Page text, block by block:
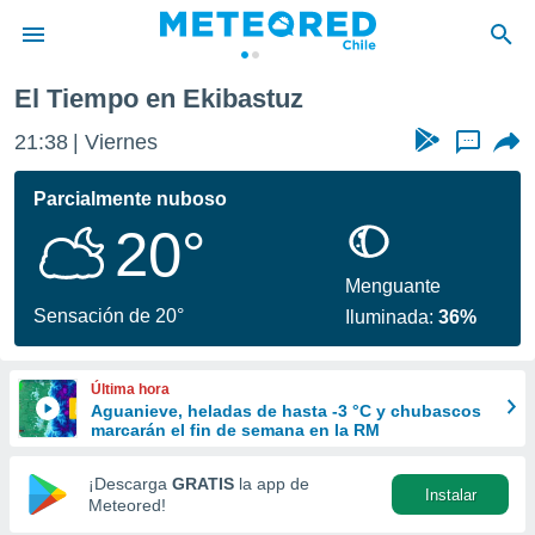
de
por
se
calidad.
a este
las
y
forma
digital
basada
El Tiempo en Ekibastuz
21:38 Viernes ...
Parcialmente nuboso
20°
Sensación de 20°
Menguante
Iluminada:36%
Última hora
Aguanieve, heladas de hasta -3 °C y chubascos
marcarán el fin de semana en la RM
¡Descarga GRATIS la app de
Meteored!
Instalar